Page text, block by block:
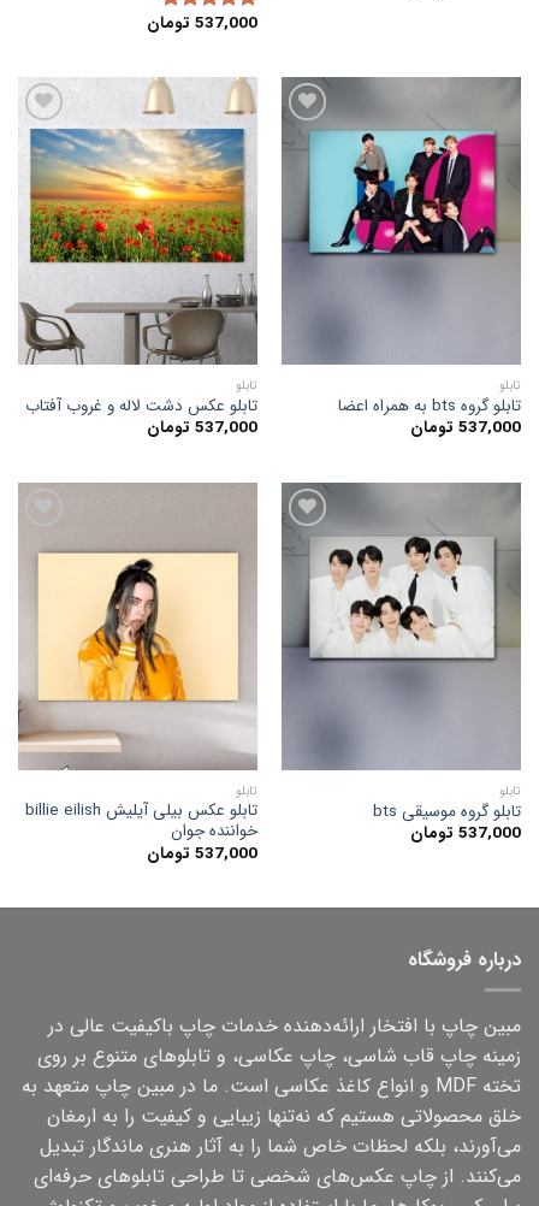
امتیاز5.00537,000 تومان
مندی
ها
تابلو
تابلو گروه bts به همراه اعضا
537,000 تومان
افزودن
به
علاقه
مندی
ها
تابلو
تابلو عکس دشت لاله و غروب آفتاب
537,000 تومان
افزودن
مندی
ها
تابلو
تابلو گروه موسیقی bts
537,000 تومان
تابلو
تابلو عکس بیلی آیلیش billie eilish
خواننده جوان
537,000 تومان
درباره فروشگاه
مبین چاپ با افتخار ارائه‌دهنده خدمات چاپ باکیفیت عالی در
زمینه چاپ قاب شاسی، چاپ عکاسی، و تابلوهای متنوع بر روی
تخته MDF و انواع کاغذ عکاسی است. ما در مبین چاپ متعهد به
خلق محصولاتی هستیم که نه‌تنها زیبایی و کیفیت را به ارمغان
می‌آورند، بلکه لحظات خاص شما را به آثار هنری ماندگار تبدیل
می‌کنند. از چاپ عکس‌های شخصی تا طراحی تابلوهای حرفه‌ای